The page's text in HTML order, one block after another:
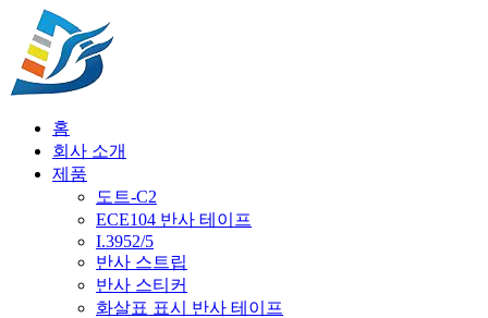
홈
회사 소개
제품
도트-C2
ECE104 반사 테이프
I.3952/5
반사 스트립
반사 스티커
화살표 표시 반사 테이프